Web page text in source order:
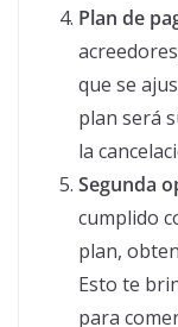
Plan de
que se
plan será
la
Segunda
cumplido
plan,
Esto te
para